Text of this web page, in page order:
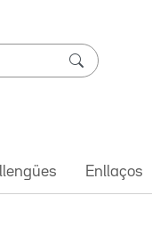
Enllaços